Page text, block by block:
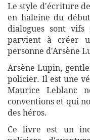
Le style d'écriture
en haleine du
dialogues sont
parvient à créer
personne d'Arsène
Arsène Lupin,
policier. Il est une
Maurice Leblanc
conventions et qui
des héros.
Ce livre est un